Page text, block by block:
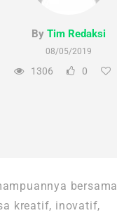
By Tim Redaksi
08/05/2019
1306 0
bersama
kreatif, inovatif,